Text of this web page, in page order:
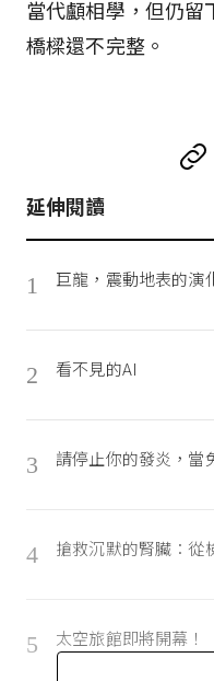
當代顱相學，但仍留
橋樑還不完整。
延伸閱讀
1 巨龍，震動地表的演
2 看不見的AI
3 請停止你的發炎，當
4 搶救沉默的腎臟：從
5 太空旅館即將開幕！